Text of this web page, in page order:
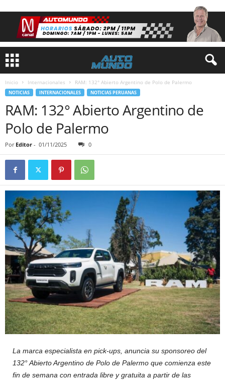
Inicio Internacionales RAM: 132° Abierto Argentino de Polo de Palermo
NOTICIAS INTERNACIONALES NOTICIAS PERUANAS
RAM: 132° Abierto Argentino de
Polo de Palermo
Por Editor - 01/11/2025 0
La marca especialista en pick-ups, anuncia su sponsoreo del
132° Abierto Argentino de Polo de Palermo que comienza este
fin de semana con entrada libre y gratuita a partir de las